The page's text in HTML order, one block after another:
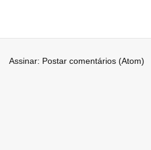
Assinar: Postar comentários (Atom)